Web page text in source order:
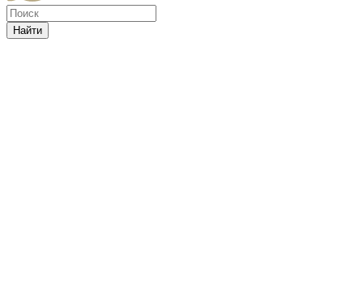
Найти